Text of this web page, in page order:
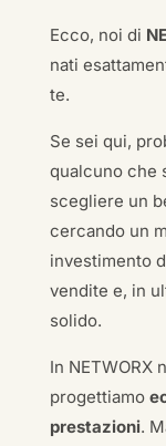
Ecco, noi di
nati
te.
Se sei qui,
qualcuno che
scegliere un
cercando un
investimento
vendite e, in
solido.
In NETWORX
progettiamo
prestazioni.